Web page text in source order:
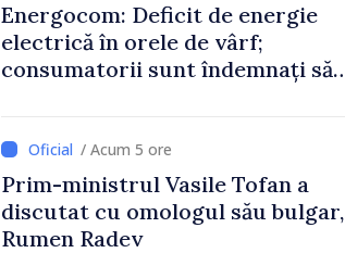
Energocom: Deficit de energie
electrică în orele de vârf;
consumatorii sunt îndemnați să
/ Acum 5 ore
Prim-ministrul Vasile Tofan a
discutat cu omologul său bulgar,
Rumen Radev